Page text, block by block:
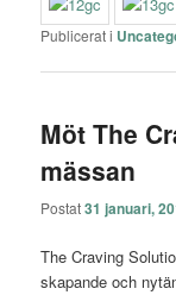
Publicerat i
Möt The
mässan
Postat31 januari,
The Craving
skapande och